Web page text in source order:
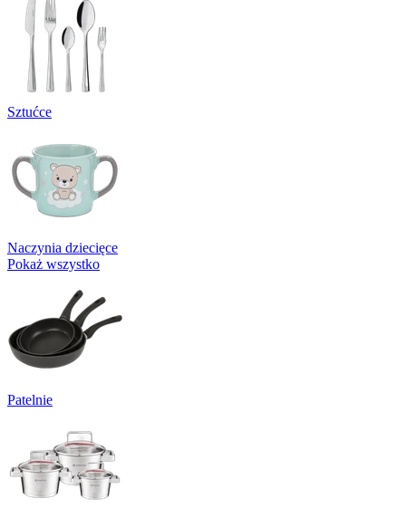
Sztućce
Naczynia dziecięce
Pokaż wszystko
Patelnie